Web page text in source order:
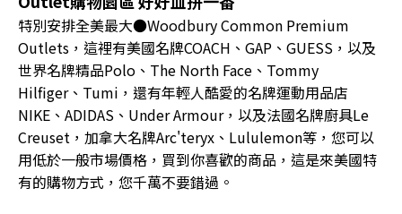
特別安排全美最大●Woodbury Common Premium
Outlets，這裡有美國名牌COACH、GAP、GUESS，以及
世界名牌精品Polo、The North Face、Tommy
Hilfiger、Tumi，還有年輕人酷愛的名牌運動用品店
NIKE、ADIDAS、Under Armour，以及法國名牌廚具Le
Creuset，加拿大名牌Arc'teryx、Lululemon等，您可以
用低於一般市場價格，買到你喜歡的商品，這是來美國特
有的購物方式，您千萬不要錯過。